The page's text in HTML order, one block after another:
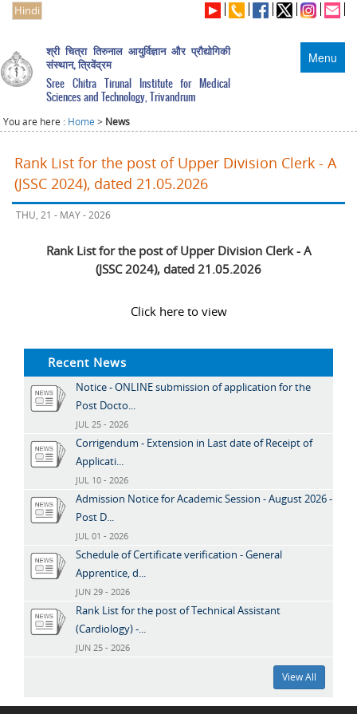
Hindi
Menu
श्री चित्रा तिरुनाल आयुर्विज्ञान और प्रौद्योगिकी
संस्थान, त्रिवेंद्रम
Sree Chitra Tirunal Institute for Medical
Sciences and Technology, Trivandrum
You are here : Home > News
Rank List for the post of Upper Division Clerk - A
(JSSC 2024), dated 21.05.2026
THU, 21 - MAY - 2026
Rank List for the post of Upper Division Clerk - A
(JSSC 2024), dated 21.05.2026
Click here to view
Recent News
Notice - ONLINE submission of application for the
Post Docto...
JUL 25 - 2026
Corrigendum - Extension in Last date of Receipt of
Applicati...
JUL 10 - 2026
Admission Notice for Academic Session - August 2026 -
Post D...
JUL 01 - 2026
Schedule of Certificate verification - General
Apprentice, d...
JUN 29 - 2026
Rank List for the post of Technical Assistant
(Cardiology) -...
JUN 25 - 2026
View All